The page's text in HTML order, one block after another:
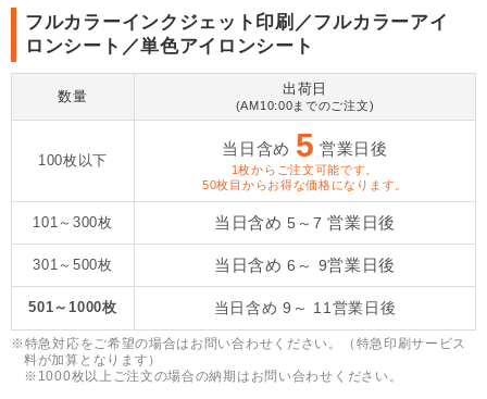
フルカラーインクジェット印刷／フルカラーアイ
ロンシート／単色アイロンシート
数量 出荷日
(AM10:00までのご注文)
100枚以下
当日含め 5 営業日後
1枚からご注文可能です。
50枚目からお得な価格になります。
101～300枚 当日含め 5～7営業日後
301～500枚 当日含め 6～ 9営業日後
501～1000枚 当日含め 9～ 11 営業日後
※特急対応をご希望の場合はお問い合わせください。（特急印刷サービス
料が加算となります）
※1000枚以上ご注文の場合の納期はお問い合わせください。